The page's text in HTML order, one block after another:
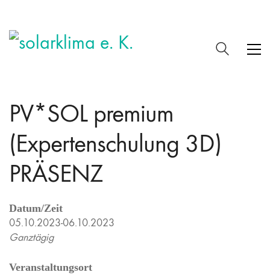
PV*SOL premium
(Expertenschulung 3D)
PRÄSENZ
Datum/Zeit
05.10.2023-06.10.2023
Ganztägig
Veranstaltungsort